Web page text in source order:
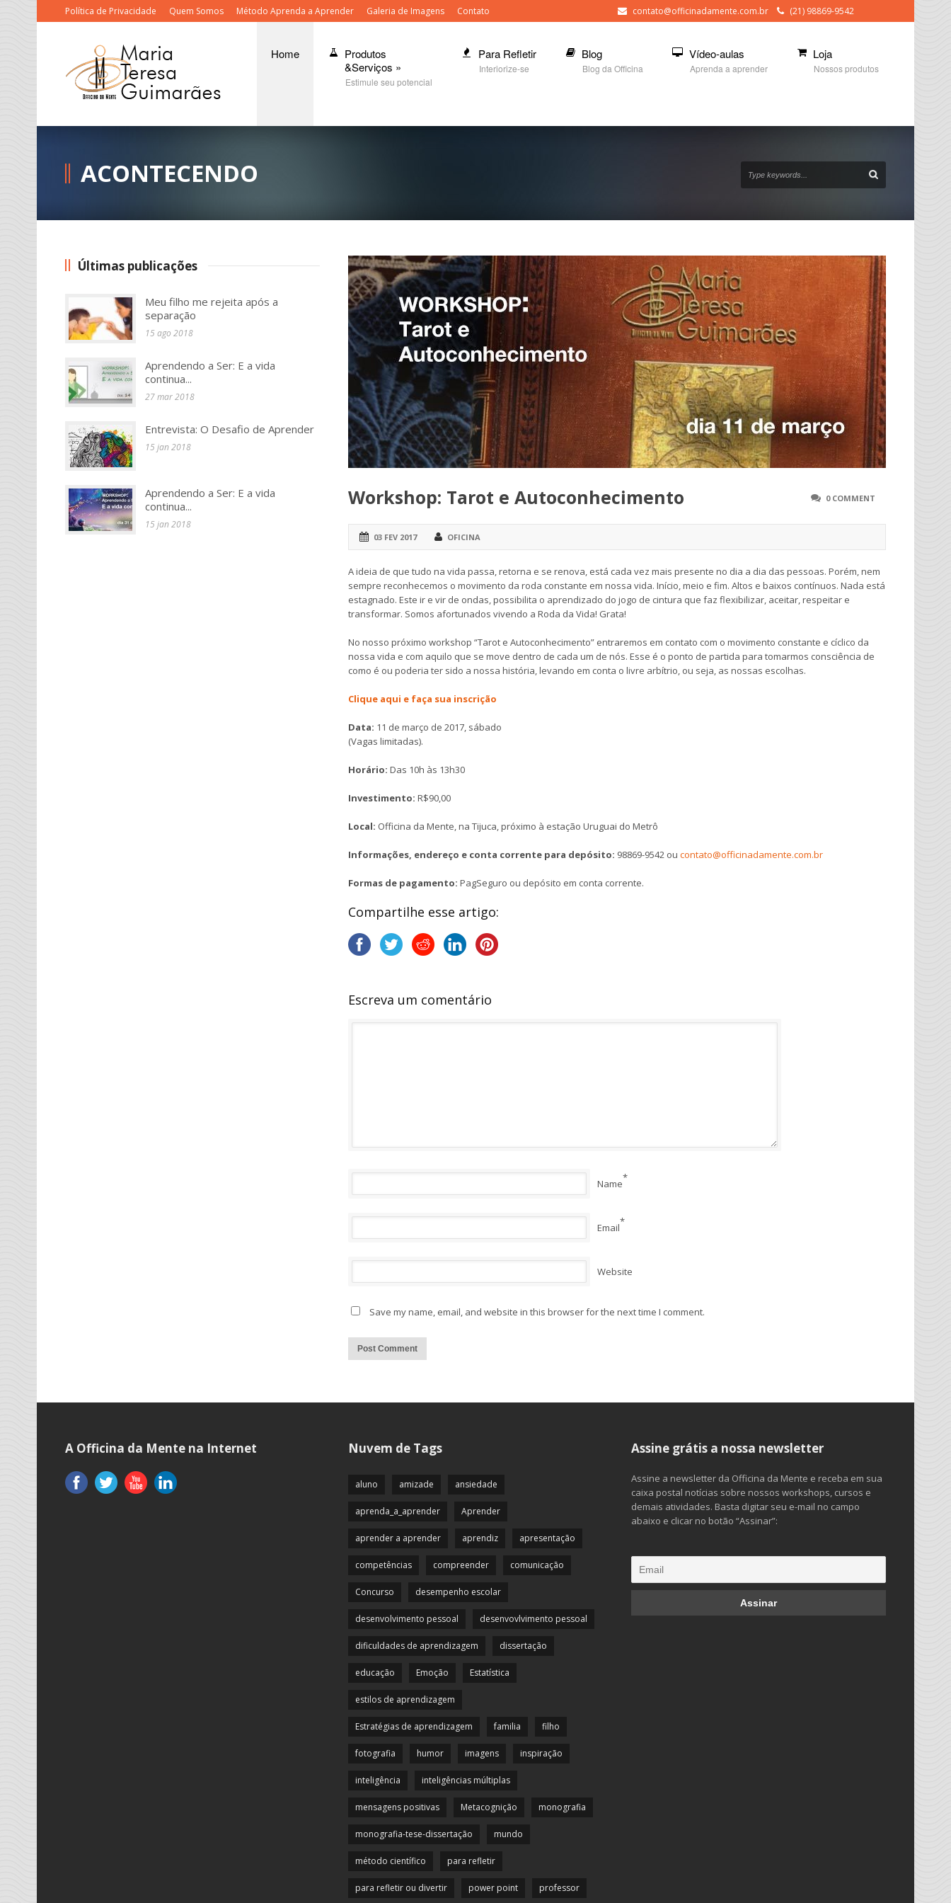
Política de Privacidade Quem Somos Método Aprenda a Aprender Galeria de Imagens Contato contato@officinadamente.com.br (21) 98869-9542
Home
Produtos
&Serviços »
Estimule seu potencial
Para Refletir
Interiorize-se
Blog
Blog da Officina
Vídeo-aulas
Aprenda a aprender
Loja
Nossos produtos
ACONTECENDO
0 COMMENT
Workshop: Tarot e Autoconhecimento
03 FEV 2017 OFICINA
A ideia de que tudo na vida passa, retorna e se renova, está cada vez mais presente no dia a dia das pessoas. Porém, nem
sempre reconhecemos o movimento da roda constante em nossa vida. Início, meio e fim. Altos e baixos contínuos. Nada está
estagnado. Este ir e vir de ondas, possibilita o aprendizado do jogo de cintura que faz flexibilizar, aceitar, respeitar e
transformar. Somos afortunados vivendo a Roda da Vida! Grata!
No nosso próximo workshop “Tarot e Autoconhecimento” entraremos em contato com o movimento constante e cíclico da
nossa vida e com aquilo que se move dentro de cada um de nós. Esse é o ponto de partida para tomarmos consciência de
como é ou poderia ter sido a nossa história, levando em conta o livre arbítrio, ou seja, as nossas escolhas.
Clique aqui e faça sua inscrição
Data: 11 de março de 2017, sábado
(Vagas limitadas).
Horário: Das 10h às 13h30
Investimento: R$90,00
Local: Officina da Mente, na Tijuca, próximo à estação Uruguai do Metrô
Informações, endereço e conta corrente para depósito: 98869-9542 ou contato@officinadamente.com.br
Formas de pagamento: PagSeguro ou depósito em conta corrente.
Compartilhe esse artigo:
Escreva um comentário
Name*
Email*
Website
Save my name, email, and website in this browser for the next time I comment.
Últimas publicações
Meu filho me rejeita após a
separação
15 ago 2018
Aprendendo a Ser: E a vida
continua...
27 mar 2018
Entrevista: O Desafio de Aprender
15 jan 2018
Aprendendo a Ser: E a vida
continua...
15 jan 2018
A Officina da Mente na Internet Nuvem de Tags
aluno amizade ansiedade
aprenda_a_aprender Aprender
aprender a aprender aprendiz apresentação
competências compreender comunicação
Concurso desempenho escolar
desenvolvimento pessoal desenvovlvimento pessoal
dificuldades de aprendizagem dissertação
educação Emoção Estatística
estilos de aprendizagem
Estratégias de aprendizagem familia filho
fotografia humor imagens inspiração
inteligência inteligências múltiplas
mensagens positivas Metacognição monografia
monografia-tese-dissertação mundo
método científico para refletir
para refletir ou divertir power point professor
Assine grátis a nossa newsletter
Assine a newsletter da Officina da Mente e receba em sua
caixa postal notícias sobre nossos workshops, cursos e
demais atividades. Basta digitar seu e-mail no campo
abaixo e clicar no botão “Assinar”: